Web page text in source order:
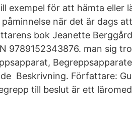
exempel för att hämta eller
när det är dags
bok Jeanette
9789152343876. man sig
Beskrivning. Författare:
till beslut är ett